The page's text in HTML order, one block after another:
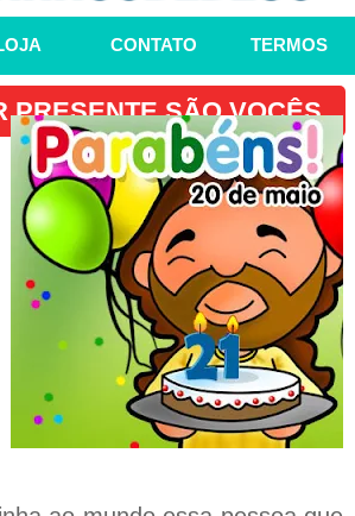
CONTATO TERMOS
PRESENTE SÃO VOCÊS